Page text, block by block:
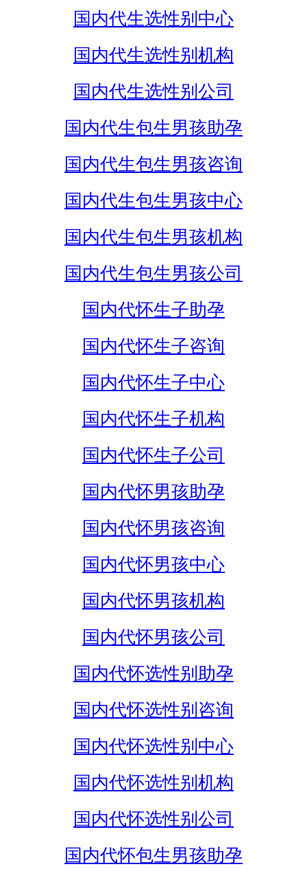
国内代生选性别中心
国内代生选性别机构
国内代生选性别公司
国内代生包生男孩助孕
国内代生包生男孩咨询
国内代生包生男孩中心
国内代生包生男孩机构
国内代生包生男孩公司
国内代怀生子助孕
国内代怀生子咨询
国内代怀生子中心
国内代怀生子机构
国内代怀生子公司
国内代怀男孩助孕
国内代怀男孩咨询
国内代怀男孩中心
国内代怀男孩机构
国内代怀男孩公司
国内代怀选性别助孕
国内代怀选性别咨询
国内代怀选性别中心
国内代怀选性别机构
国内代怀选性别公司
国内代怀包生男孩助孕